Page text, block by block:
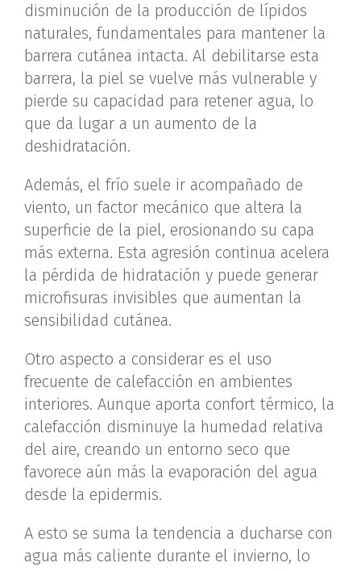
disminución de la producción de lípidos
naturales, fundamentales para mantener la
barrera cutánea intacta. Al debilitarse esta
barrera, la piel se vuelve más vulnerable y
pierde su capacidad para retener agua, lo
que da lugar a un aumento de la
deshidratación.
Además, el frío suele ir acompañado de
viento, un factor mecánico que altera la
superficie de la piel, erosionando su capa
más externa. Esta agresión continua acelera
la pérdida de hidratación y puede generar
microfisuras invisibles que aumentan la
sensibilidad cutánea.
Otro aspecto a considerar es el uso
frecuente de calefacción en ambientes
interiores. Aunque aporta confort térmico, la
calefacción disminuye la humedad relativa
del aire, creando un entorno seco que
favorece aún más la evaporación del agua
desde la epidermis.
A esto se suma la tendencia a ducharse con
agua más caliente durante el invierno, lo